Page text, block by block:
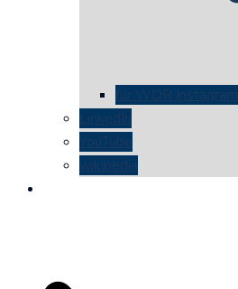
für WDR Instagram
LinkedIn
YouTube
wikipedia